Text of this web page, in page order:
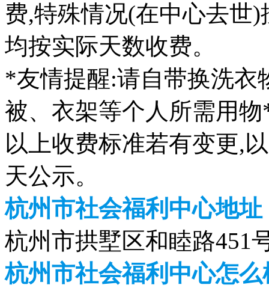
费,特殊情况(在中心去世
均按实际天数收费。
*友情提醒:请自带换洗衣
被、衣架等个人所需用
以上收费标准若有变更,
天公示。
杭州市社会福利中心地址
杭州市拱墅区和睦路451
杭州市社会福利中心怎么